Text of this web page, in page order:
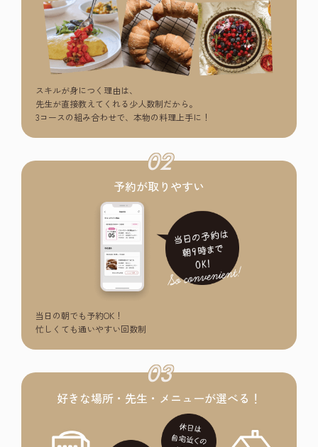
スキルが身につく理由は、
先生が直接教えてくれる少人数制だから。
3コースの組み合わせで、本物の料理上手に！
02
予約が取りやすい
当日の朝でも予約OK！
忙しくても通いやすい回数制
03
好きな場所・先生・メニューが選べる！